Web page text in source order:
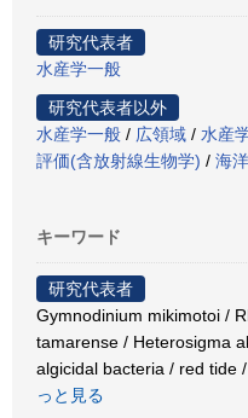
研究代表者
水産学一般
研究代表者以外
水産学一般 / 広領域 / 水産
評価(含放射線生物学) / 海
キーワード
研究代表者
Gymnodinium mikimotoi /
tamarense / Heterosigma
algicidal bacteria / red tide
っと見る